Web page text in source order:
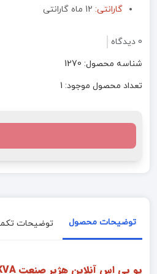
گارانتی:
0 دیدگاه
شناسه محصول: 1270
تعداد محصول موجود: 1
توضیحات محصول توضیحات تکمیلی
یو پی اس آنلاین هژیر صنعت 3KVA باتری اکسترنال مدل GENESIS RM :